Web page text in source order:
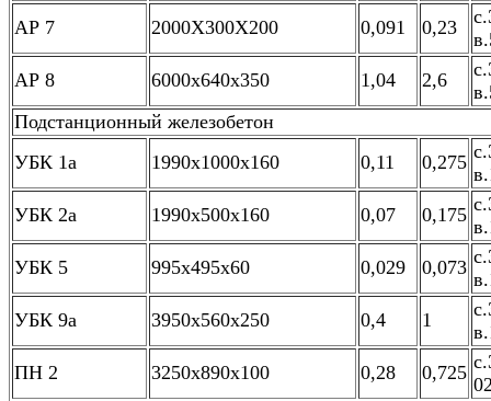
АР 7
2000Х300Х200 0,091 0,23
АР 8
6000х640х350 1,04 2,6
Подстанционный железобетон
УБК 1а
1990х1000х160 0,11 0,275
УБК 2а
1990х500х160 0,07 0,175
УБК 5
995х495х60 0,029 0,073
УБК 9а
3950х560х250 0,4 1
ПН 2
3250х890х100 0,28 0,725